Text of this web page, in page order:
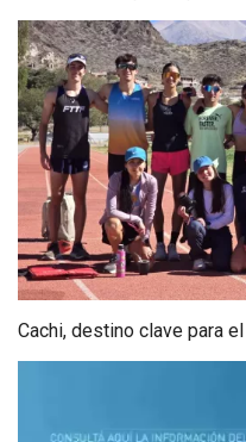
Cachi, destino clave para